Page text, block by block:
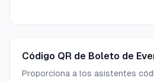
Código QR de Boleto de
Proporciona a los asistentes